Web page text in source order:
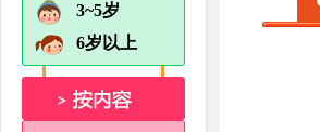
3~5岁
6岁以上